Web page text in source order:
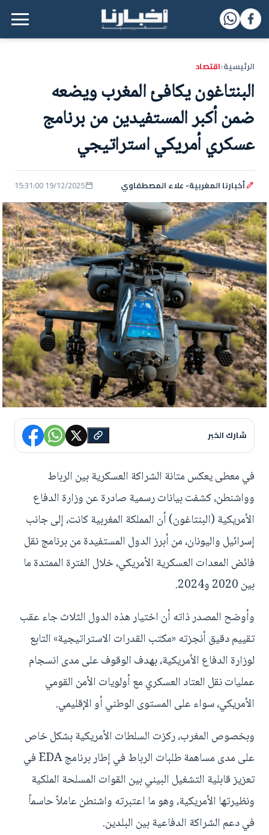
القائمة الرئيسية
الرئيسية‹اقتصاد
البنتاغون يكافئ المغرب ويضعه
ضمن أكبر المستفيدين من برنامج
عسكري أمريكي استراتيجي
أخبارنا المغربية- علاء المصطفاوي 19/12/2025 15:31:00
شارك الخبر
في معطى يعكس متانة الشراكة العسكرية بين الرباط
وواشنطن، كشفت بيانات رسمية صادرة عن وزارة الدفاع
الأمريكية (البنتاغون) أن المملكة المغربية كانت، إلى جانب
إسرائيل واليونان، من أبرز الدول المستفيدة من برنامج نقل
فائض المعدات العسكرية الأمريكي، خلال الفترة الممتدة ما
بين 2020 و2024.
وأوضح المصدر ذاته أن اختيار هذه الدول الثلاث جاء عقب
تقييم دقيق أنجزته «مكتب القدرات الاستراتيجية» التابع
لوزارة الدفاع الأمريكية، بهدف الوقوف على مدى انسجام
عمليات نقل العتاد العسكري مع أولويات الأمن القومي
الأمريكي، سواء على المستوى الوطني أو الإقليمي.
وبخصوص المغرب، ركزت السلطات الأمريكية بشكل خاص
على مدى مساهمة طلبات الرباط في إطار برنامج EDA في
تعزيز قابلية التشغيل البيني بين القوات المسلحة الملكية
ونظيرتها الأمريكية، وهو ما اعتبرته واشنطن عاملاً حاسماً
في دعم الشراكة الدفاعية بين البلدين.